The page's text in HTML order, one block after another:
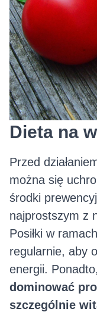
Dieta na
Przed
można się
środki
najprostszym z
Posiłki w
regularnie, aby
energii. Ponadto,
dominować
szczególnie